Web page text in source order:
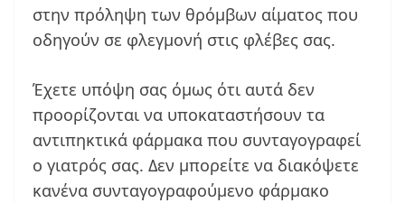
στην πρόληψη των θρόμβων αίματος που
οδηγούν σε φλεγμονή στις φλέβες σας.
Έχετε υπόψη σας όμως ότι αυτά δεν
προορίζονται να υποκαταστήσουν τα
αντιπηκτικά φάρμακα που συνταγογραφεί
ο γιατρός σας. Δεν μπορείτε να διακόψετε
κανένα συνταγογραφούμενο φάρμακο